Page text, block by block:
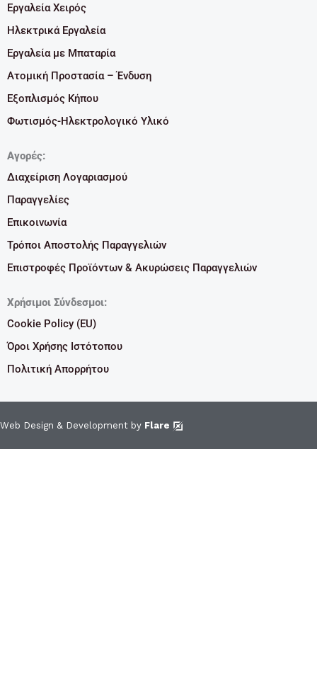
Εργαλεία Χειρός
Ηλεκτρικά Εργαλεία
Εργαλεία με Μπαταρία
Ατομική Προστασία – Ένδυση
Εξοπλισμός Κήπου
Φωτισμός-Ηλεκτρολογικό Υλικό
Αγορές:
Διαχείριση Λογαριασμού
Παραγγελίες
Επικοινωνία
Τρόποι Αποστολής Παραγγελιών
Επιστροφές Προϊόντων & Ακυρώσεις Παραγγελιών
Χρήσιμοι Σύνδεσμοι:
Cookie Policy (EU)
Όροι Χρήσης Ιστότοπου
Πολιτική Απορρήτου
Web Design & Development by Flare